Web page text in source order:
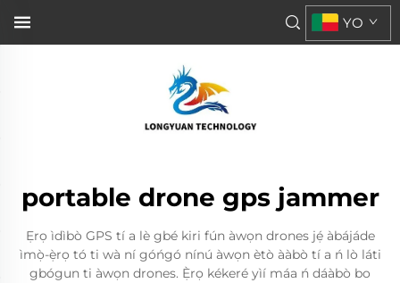
YO
portable drone gps jammer
Ẹrọ ìdìbò GPS tí a lè gbé kiri fún àwọn drones jẹ́ àbájáde
ìmọ̀-ẹ̀rọ tó ti wà ní góńgó nínú àwọn ètò ààbò tí a ń lò láti
gbógun ti àwọn drones. Ẹ̀rọ kékeré yìí máa ń dáàbò bo